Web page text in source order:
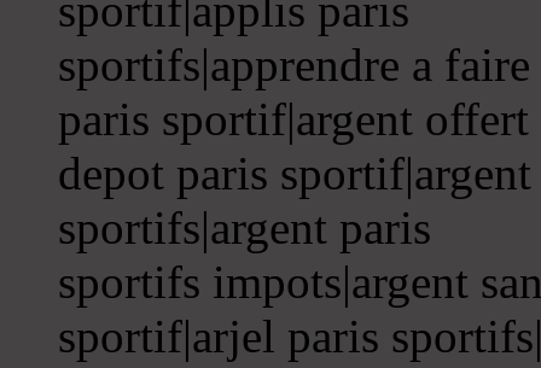
sportifs|apprendre a
paris sportif|argent
depot paris
sportifs|argent paris
sportifs impots|argent
sportif|arjel paris